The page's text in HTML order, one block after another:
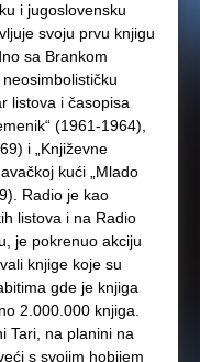
i jugoslovensku
svoju prvu knjigu
sa Brankom
listova i časopisa
(1961-1964),
i „Književne
kući „Mlado
Radio je kao
listova i na Radio
je pokrenuo akciju
knjige koje su
gde je knjiga
2.000.000 knjiga.
Tari, na planini na
s svojim hobijem